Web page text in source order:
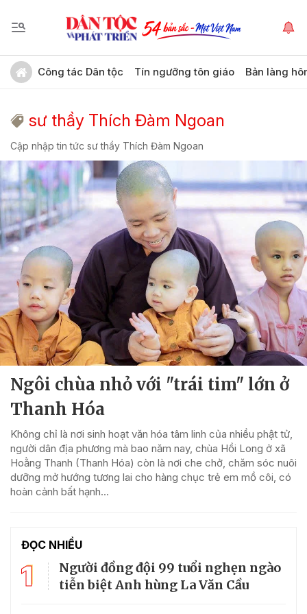
Công tác Dân tộc Tín ngưỡng tôn giáo Bản làng
sư thầy Thích Đàm Ngoan
Cập nhập tin tức sư thầy Thích Đàm Ngoan
Ngôi chùa nhỏ với "trái tim" lớn ở
Thanh Hóa
Không chỉ là nơi sinh hoạt văn hóa tâm linh của nhiều phật tử,
người dân địa phương mà bao năm nay, chùa Hồi Long ở xã
Hoằng Thanh (Thanh Hóa) còn là nơi che chở, chăm sóc nuôi
dưỡng mở hướng tương lai cho hàng chục trẻ em mồ côi, có
hoàn cảnh bất hạnh...
ĐỌC NHIỀU
1
Người đồng đội 99 tuổi nghẹn ngào
tiễn biệt Anh hùng La Văn Cầu